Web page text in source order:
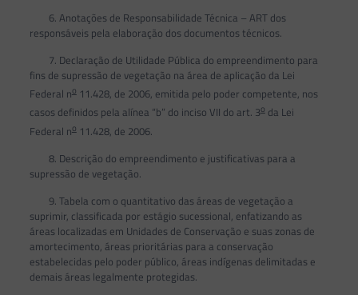
6. Anotações de Responsabilidade Técnica – ART dos
responsáveis pela elaboração dos documentos técnicos.
7. Declaração de Utilidade Pública do empreendimento para
fins de supressão de vegetação na área de aplicação da Lei
Federal no11.428, de 2006, emitida pelo poder competente, nos
casos definidos pela alínea “b” do inciso VII do art. 3oda Lei
Federal no11.428, de 2006.
8. Descrição do empreendimento e justificativas para a
supressão de vegetação.
9. Tabela com o quantitativo das áreas de vegetação a
suprimir, classificada por estágio sucessional, enfatizando as
áreas localizadas em Unidades de Conservação e suas zonas de
amortecimento, áreas prioritárias para a conservação
estabelecidas pelo poder público, áreas indígenas delimitadas e
demais áreas legalmente protegidas.